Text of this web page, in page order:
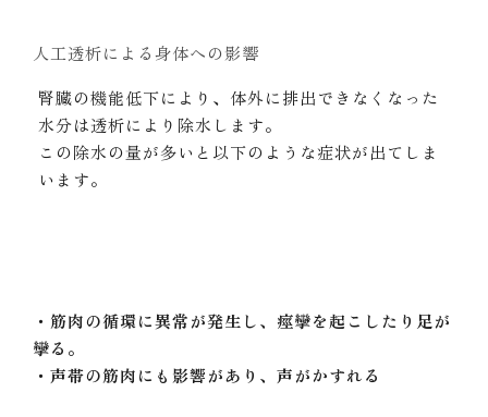
人工透析による身体への影響
腎臓の機能低下により、体外に排出できなくなった
水分は透析により除水します。
この除水の量が多いと以下のような症状が出てしま
います。
・ 筋肉の循環に異常が発生し、痙攣を起こしたり足が
攣る。
・声帯の筋肉にも影響があり、声がかすれる